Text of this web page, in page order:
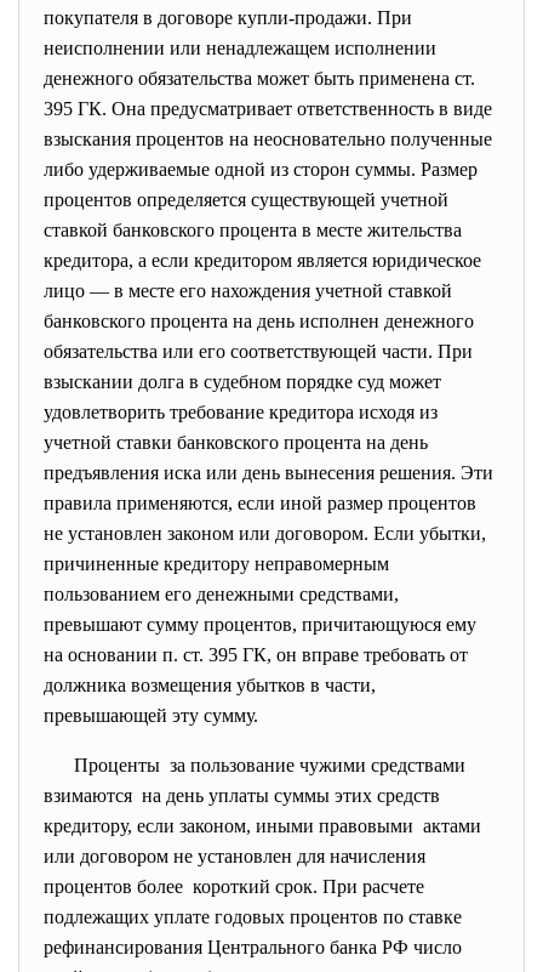
покупателя в договоре купли-продажи. При
неисполнении или ненадлежащем исполнении
денежного обязательства может быть применена ст.
395 ГК. Она предусматривает ответственность в виде
взыскания процентов на неосновательно полученные
либо удерживаемые одной из сторон суммы. Размер
процентов определяется существующей учетной
ставкой банковского процента в месте жительства
кредитора, а если кредитором является юридическое
лицо — в месте его нахождения учетной ставкой
банковского процента на день исполнен денежного
обязательства или его соответствующей части. При
взыскании долга в судебном порядке суд может
удовлетворить требование кредитора исходя из
учетной ставки банковского процента на день
предъявления иска или день вынесения решения. Эти
правила применяются, если иной размер процентов
не установлен законом или договором. Если убытки,
причиненные кредитору неправомерным
пользованием его денежными средствами,
превышают сумму процентов, причитающуюся ему
на основании п. ст. 395 ГК, он вправе требовать от
должника возмещения убытков в части,
превышающей эту сумму.
Проценты за пользование чужими средствами
взимаются на день уплаты суммы этих средств
кредитору, если законом, иными правовыми актами
или договором не установлен для начисления
процентов более короткий срок. При расчете
подлежащих уплате годовых процентов по ставке
рефинансирования Центрального банка РФ число